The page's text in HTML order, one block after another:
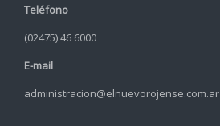
Teléfono
(02475) 46 6000
E-mail
administracion@elnuevorojense.com.ar